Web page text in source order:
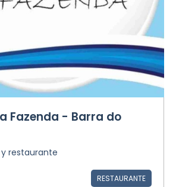
Fazenda - Barra do
y restaurante
RESTAURANTE